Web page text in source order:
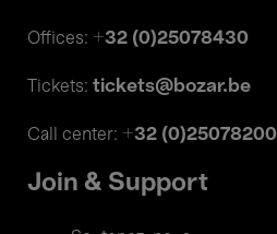
Offices: +32 (0)25078430
Tickets: tickets@bozar.be
Call center: +32 (0)25078200
Join & Support